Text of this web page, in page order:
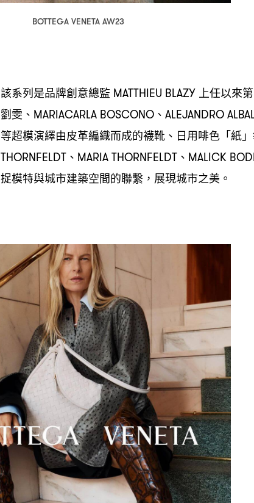
BOTTEGA VENETA AW23
該系列是品牌創意總監 MATTHIEU BLAZY 上任以來
劉雯、 MARIACARLA BOSCONO 、 ALEJANDRO
等超模演繹由皮革編織而成的襪靴、日用啡色「紙」
THORNFELDT 、 MARIA THORNFELDT 、 MALICK
捉模特與城市建築空間的聯繫 ， 展現城市之美。